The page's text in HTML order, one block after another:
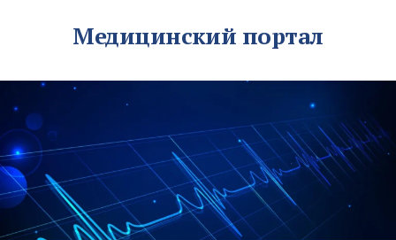
Медицинский портал